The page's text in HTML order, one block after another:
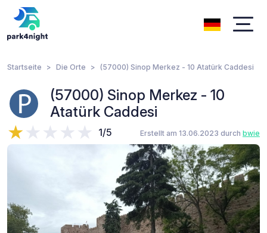
Startseite Die Orte (57000) Sinop Merkez - 10 Atatürk Caddesi
(57000) Sinop Merkez - 10
Atatürk Caddesi
1/5 Erstellt am 13.06.2023 durch bwie